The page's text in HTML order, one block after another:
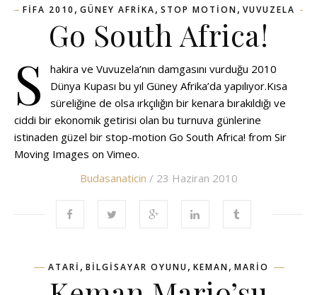
FIFA 2010 , GÜNEY AFRIKA, STOP MOTION, VUVUZELA
Go South Africa!
S
hakira ve Vuvuzela’nın damgasını vurduğu 2010
Dünya Kupası bu yıl Güney Afrika’da yapılıyor.Kısa
süreliğine de olsa ırkçılığın bir kenara bırakıldığı ve
ciddi bir ekonomik getirisi olan bu turnuva günlerine
istinaden güzel bir stop-motion Go South Africa! from Sir
Moving Images on Vimeo.
Budasanaticin / 23 Haziran 2010
ATARI , BILGISAYAR OYUNU, KEMAN, MARIO